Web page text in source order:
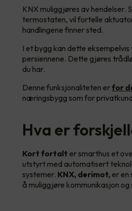
KNX muliggjøres av hendelser.
termostaten, vil fortelle
handlingene finner sted.
I et bygg kan dette
persiennene. Dette gjøres
du har.
Denne funksjonaliteten erfor
næringsbygg som for
Hva er
Kort fortalt er smarthus et
utstyrt med automatisert
systemer. KNX, derimot, er en
å muliggjøre kommunikasjon